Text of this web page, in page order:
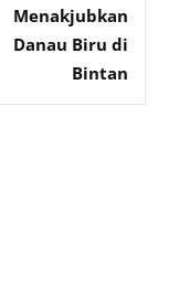
Menakjubkan
Danau Biru di
Bintan